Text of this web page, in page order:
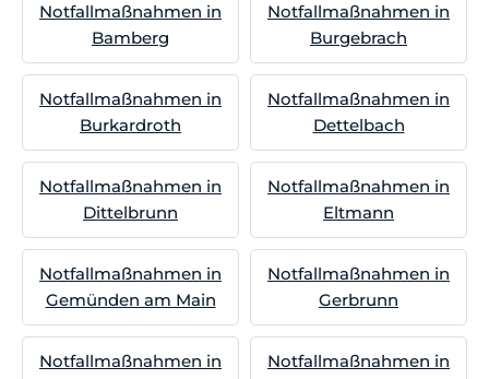
Notfallmaßnahmen in
Bamberg
Notfallmaßnahmen in
Burgebrach
Notfallmaßnahmen in
Burkardroth
Notfallmaßnahmen in
Dettelbach
Notfallmaßnahmen in
Dittelbrunn
Notfallmaßnahmen in
Eltmann
Notfallmaßnahmen in
Gemünden am Main
Notfallmaßnahmen in
Gerbrunn
Notfallmaßnahmen in
Notfallmaßnahmen in